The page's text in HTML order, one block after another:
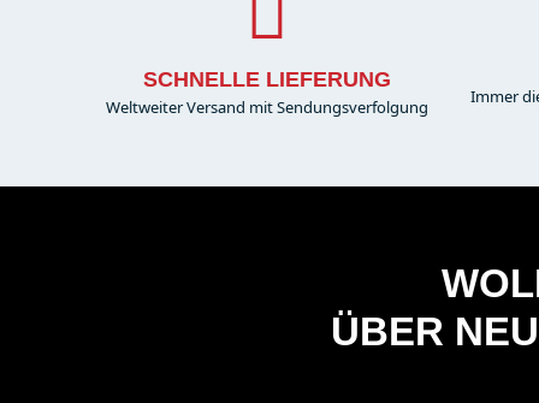
SCHNELLE LIEFERUNG
Weltweiter Versand mit Sendungsverfolgung
Immer
ÜBER